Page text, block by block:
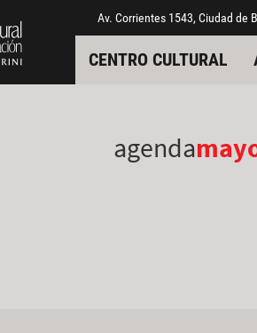
Av. Corrientes 1543, Ciudad de
CENTRO CULTURAL
agenda